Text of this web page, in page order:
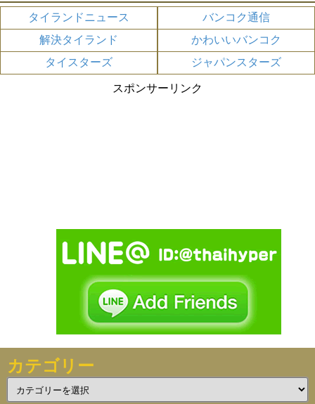
タイランドニュース
バンコク通信
解決タイランド
かわいいバンコク
タイスターズ
ジャパンスターズ
スポンサーリンク
カテゴリー
テ